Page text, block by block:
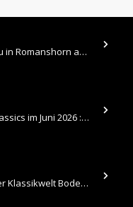
Hallo , Im Juni veranstaltete die Autobau in Romanshorn auf ihrem Gelände ein kleines Youngtimertreffen : https://up.
​Hallo , Hier sind die Bilder vom Older Classics im Juni 2026 : https://up.picr.de/51155940wd.jpg https://up.pic
Hallo , Hier sind nun meine Bilder 2026er Klassikwelt Bodensee 😀 https://up.picr.de/51125547rb.jpg https://up.pi